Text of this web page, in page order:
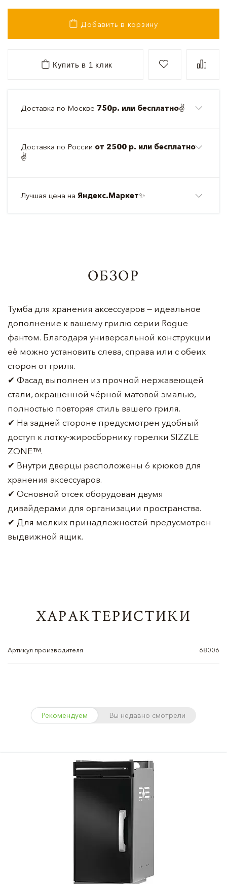
Добавить в корзину
Купить в 1 клик
Доставка по Москве 750р. или бесплатно✌️
Доставка по России от 2500 р. или бесплатно
✌️
Лучшая цена на Яндекс.Маркет✨
ОБЗОР
Тумба для хранения аксессуаров — идеальное
дополнение к вашему грилю серии Rogue
фантом. Благодаря универсальной конструкции
её можно установить слева, справа или с обеих
сторон от гриля.
✔ Фасад выполнен из прочной нержавеющей
стали, окрашенной чёрной матовой эмалью,
полностью повторяя стиль вашего гриля.
✔ На задней стороне предусмотрен удобный
доступ к лотку-жиросборнику горелки SIZZLE
ZONE™.
✔ Внутри дверцы расположены 6 крюков для
хранения аксессуаров.
✔ Основной отсек оборудован двумя
дивайдерами для организации пространства.
✔ Для мелких принадлежностей предусмотрен
выдвижной ящик.
ХАРАКТЕРИСТИКИ
Артикул производителя 68006
Рекомендуем Вы недавно смотрели